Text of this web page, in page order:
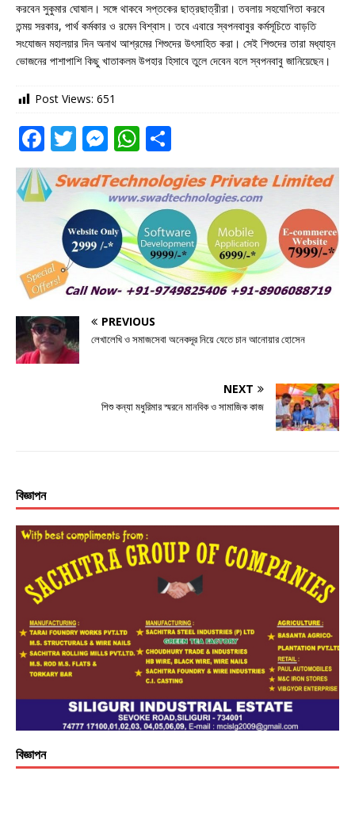
করবেন সুকুমার ঘোষাল। সঙ্গে থাকবে সপ্তকের ছাত্রছাত্রীরা। তবলায় সহযোগিতা করবে
তন্ময় সরকার, পার্থ কর্মকার ও রমেন বিশ্বাস। তবে এবারে স্বপনবাবুর কর্মসূচিতে বাড়তি
সংযোজন মহালয়ার দিন অনাথ আশ্রমের শিশুদের উৎসাহিত করা। সেই শিশুদের তারা মধ্যাহ্ন
ভোজনের পাশাপাশি কিছু খাতাকলম উপহার হিসাবে তুলে দেবেন বলে স্বপনবাবু জানিয়েছেন।
Post Views: 651
F
a
c
e
o
o
k
T
w
it
te
r
M
e
ss
e
n
g
e
r
W
h
at
s
A
p
p
h
ar
e
PREVIOUS
লেখালেখি ও সমাজসেবা অনেকদূর নিয়ে যেতে চান আনোয়ার হোসেন
NEXT
শিশু কন্যা মধুরিমার স্মরনে মানবিক ও সামাজিক কাজ
বিজ্ঞাপন
বিজ্ঞাপন